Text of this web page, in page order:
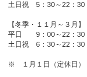
土日祝　5：30～22：30
【冬季・１１月～３月】
平日　　9：00～22：30
土日祝　6：30～22：30
※　１月１日（定休日）